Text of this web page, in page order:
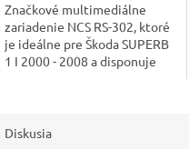
Značkové multimediálne
zariadenie NCS RS-302, ktoré
je ideálne pre Škoda SUPERB
1 I 2000 - 2008 a disponuje
Diskusia